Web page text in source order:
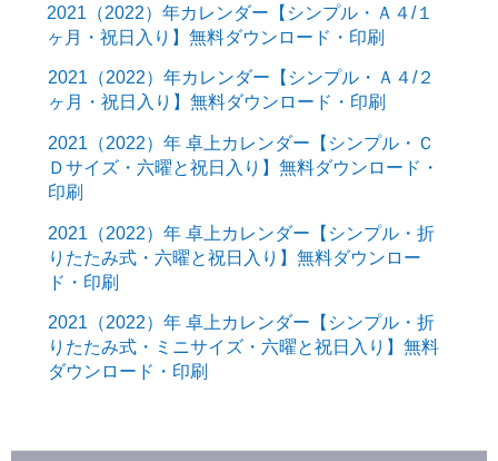
2021（2022）年カレンダー【シンプル・Ａ４/１
ヶ月・祝日入り】無料ダウンロード・印刷
2021（2022）年カレンダー【シンプル・Ａ４/２
ヶ月・祝日入り】無料ダウンロード・印刷
2021（2022）年 卓上カレンダー【シンプル・Ｃ
Ｄサイズ・六曜と祝日入り】無料ダウンロード・
印刷
2021（2022）年 卓上カレンダー【シンプル・折
りたたみ式・六曜と祝日入り】無料ダウンロー
ド・印刷
2021（2022）年 卓上カレンダー【シンプル・折
りたたみ式・ミニサイズ・六曜と祝日入り】無料
ダウンロード・印刷